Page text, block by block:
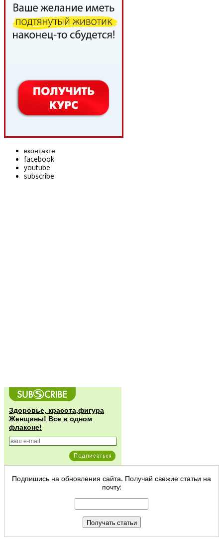
вконтакте
facebook
youtube
subscribe
Здоровье, красота,фигура
Женщины! Все в одном
флаконе!
Подпишись на обновления сайта. Получай свежие статьи на
почту: